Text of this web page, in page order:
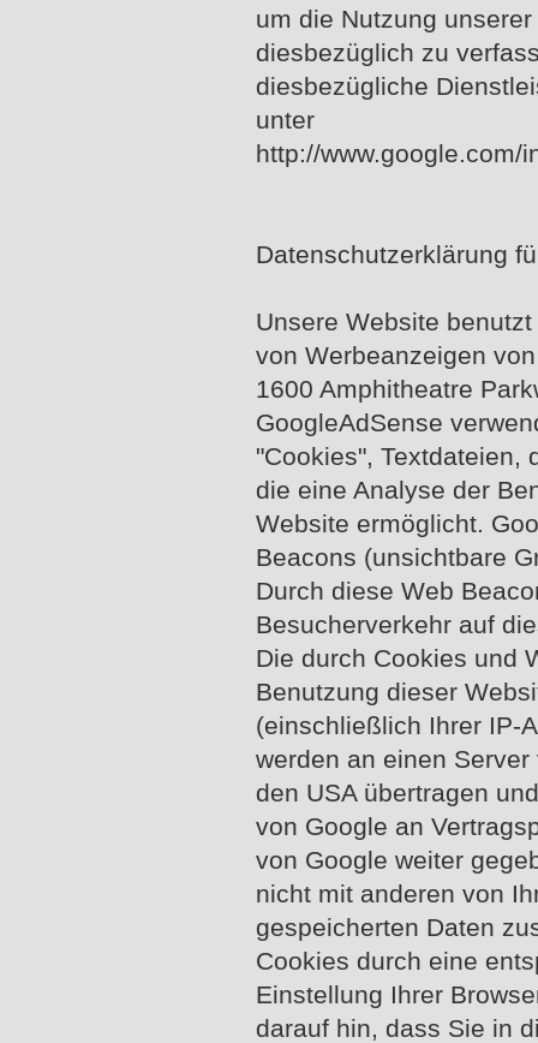
um die Nutzung
diesbezüglich zu
diesbezügliche
unter
http://www.google.com/
Datenschutzerklärung
Unsere Website
von Werbeanzeigen
1600 Amphitheatre
GoogleAdSense
"Cookies", Textdateien,
die eine Analyse der
Website ermöglicht.
Beacons (unsichtbare
Durch diese Web
Besucherverkehr auf
Die durch Cookies und
Benutzung dieser
(einschließlich Ihrer IP-
werden an einen
den USA übertragen
von Google an
von Google weiter
nicht mit anderen von
gespeicherten Daten
Cookies durch eine
Einstellung Ihrer
darauf hin, dass Sie in